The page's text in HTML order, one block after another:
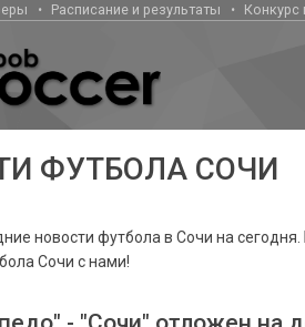
Расписание и результаты Конкурс
ФУТБОЛА СОЧИ
новости футбола в Сочи на
Сочи с нами!